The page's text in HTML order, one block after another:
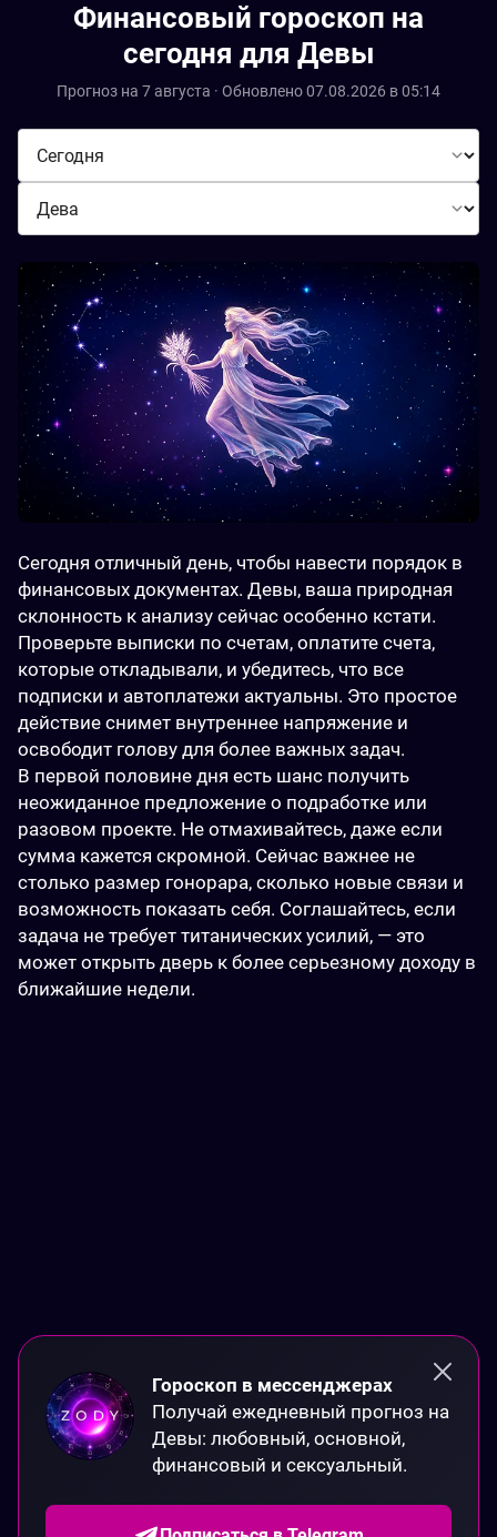
Финансовый гороскоп на
сегодня для Девы
Прогноз на 7 августа · Обновлено 07.08.2026 в 05:14
Сегодня отличный день, чтобы навести порядок в
финансовых документах. Девы, ваша природная
склонность к анализу сейчас особенно кстати.
Проверьте выписки по счетам, оплатите счета,
которые откладывали, и убедитесь, что все
подписки и автоплатежи актуальны. Это простое
действие снимет внутреннее напряжение и
освободит голову для более важных задач.
В первой половине дня есть шанс получить
неожиданное предложение о подработке или
разовом проекте. Не отмахивайтесь, даже если
сумма кажется скромной. Сейчас важнее не
столько размер гонорара, сколько новые связи и
возможность показать себя. Соглашайтесь, если
задача не требует титанических усилий, — это
может открыть дверь к более серьезному доходу в
ближайшие недели.
Гороскоп в мессенджерах
Получай ежедневный прогноз на
Девы: любовный, основной,
финансовый и сексуальный.